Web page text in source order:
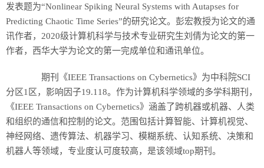
旅游
育儿
美食
军事
国际
发表题为“Nonlinear Spiking Neural Systems with Autapses for
Predicting Chaotic Time Series”的研究论文。彭宏教授为论文的通
讯作者，2020级计算机科学与技术专业研究生刘倩为论文的第一
作者，西华大学为论文的第一完成单位和通讯单位。
期刊《IEEE Transactions on Cybernetics》为中科院SCI
分区1区，影响因子19.118。作为计算机科学领域的多学科期刊，
《IEEE Transactions on Cybernetics》涵盖了跨机器或机器、人类
和组织的通信和控制的论文。范围包括计算智能、计算机视觉、
神经网络、遗传算法、机器学习、模糊系统、认知系统、决策和
机器人等领域，专业度认可度较高，是该领域top期刊。